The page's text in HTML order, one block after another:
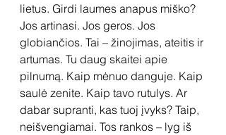
lietus. Girdi laumes anapus miško?
Jos artinasi. Jos geros. Jos
globiančios. Tai – žinojimas, ateitis ir
artumas. Tu daug skaitei apie
pilnumą. Kaip mėnuo danguje. Kaip
saulė zenite. Kaip tavo rutulys. Ar
dabar supranti, kas tuoj įvyks? Taip,
neišvengiamai. Tos rankos – lyg iš